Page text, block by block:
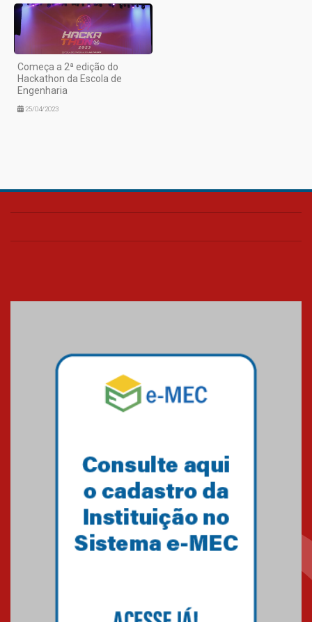
Começa a 2ª edição do
Hackathon da Escola de
Engenharia
25/04/2023